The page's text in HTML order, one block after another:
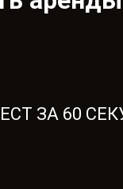
ЗА 60